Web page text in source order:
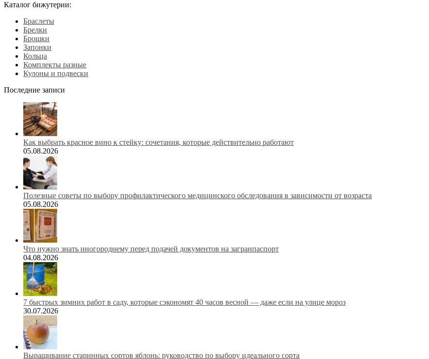
Каталог бижутерии:
Браслеты
Брелки
Брошки
Запонки
Кольца
Комплекты разные
Кулоны и подвески
Последние записи
Как выбрать красное вино к стейку: сочетания, которые действительно работают
05.08.2026
Полезные советы по выбору профилактического медицинского обследования в зависимости от возраста
05.08.2026
Что нужно знать иногороднему перед подачей документов на загранпаспорт
04.08.2026
7 быстрых зимних работ в саду, которые сэкономят 40 часов весной — даже если на улице мороз
30.07.2026
Выращивание старинных сортов яблонь: руководство по выбору идеального сорта